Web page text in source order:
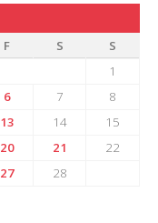
F S
S
1
6 7
8
13 14
15
20 21
22
27
28